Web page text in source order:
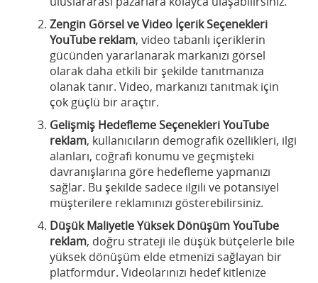
Zengin Görsel ve Video İçerik Seçenekleri
YouTube reklam, video tabanlı içeriklerin
gücünden yararlanarak markanızı görsel
olarak daha etkili bir şekilde tanıtmanıza
olanak tanır. Video, markanızı tanıtmak için
çok güçlü bir araçtır.
Gelişmiş Hedefleme SeçenekleriYouTube
reklam, kullanıcıların demografik özellikleri, ilgi
alanları, coğrafi konumu ve geçmişteki
davranışlarına göre hedefleme yapmanızı
sağlar. Bu şekilde sadece ilgili ve potansiyel
müşterilere reklamınızı gösterebilirsiniz.
Düşük Maliyetle Yüksek DönüşümYouTube
reklam, doğru strateji ile düşük bütçelerle bile
yüksek dönüşüm elde etmenizi sağlayan bir
platformdur. Videolarınızı hedef kitlenize